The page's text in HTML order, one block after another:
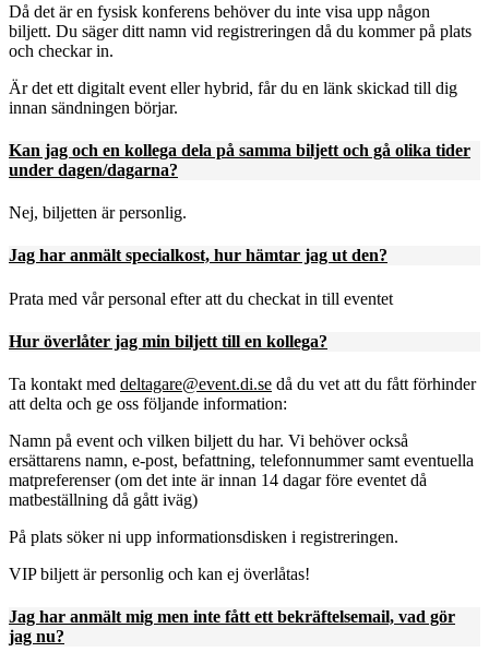
Då det är en fysisk konferens behöver du inte visa upp någon
biljett. Du säger ditt namn vid registreringen då du kommer på plats
och checkar in.
Är det ett digitalt event eller hybrid, får du en länk skickad till dig
innan sändningen börjar.
Kan jag och en kollega dela på samma biljett och gå olika tider
under dagen/dagarna?
Nej, biljetten är personlig.
Jag har anmält specialkost, hur hämtar jag ut den?
Prata med vår personal efter att du checkat in till eventet
Hur överlåter jag min biljett till en kollega?
Ta kontakt med deltagare@event.di.se då du vet att du fått förhinder
att delta och ge oss följande information:
Namn på event och vilken biljett du har. Vi behöver också
ersättarens namn, e-post, befattning, telefonnummer samt eventuella
matpreferenser (om det inte är innan 14 dagar före eventet då
matbeställning då gått iväg)
På plats söker ni upp informationsdisken i registreringen.
VIP biljett är personlig och kan ej överlåtas!
Jag har anmält mig men inte fått ett bekräftelsemail, vad gör
jag nu?